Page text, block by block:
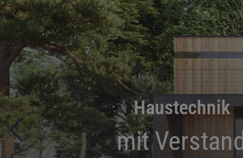
Haustechnik
mit Verstand